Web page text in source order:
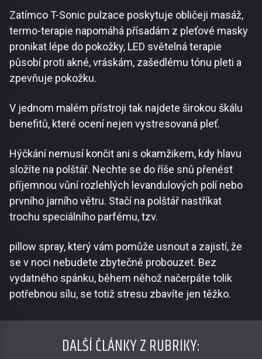
Zatímco T-Sonic pulzace poskytuje obličeji masáž,
termo-terapie napomáhá přísadám z pleťové masky
pronikat lépe do pokožky, LED světelná terapie
působí proti akné, vráskám, zašedlému tónu pleti a
zpevňuje pokožku.
V jednom malém přístroji tak najdete širokou škálu
benefitů, které ocení nejen vystresovaná pleť.
Hýčkání nemusí končit ani s okamžikem, kdy hlavu
složíte na polštář. Nechte se do říše snů přenést
příjemnou vůní rozlehlých levandulových polí nebo
prvního jarního větru. Stačí na polštář nastříkat
trochu speciálního parfému, tzv.
pillow spray, který vám pomůže usnout a zajistí, že
se v noci nebudete zbytečně probouzet. Bez
vydatného spánku, během něhož načerpáte tolik
potřebnou sílu, se totiž stresu zbavíte jen těžko.
DALŠÍ ČLÁNKY Z RUBRIKY: